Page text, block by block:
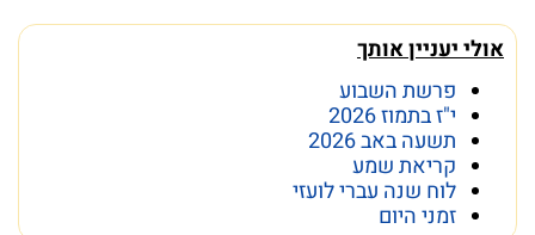
אולי יעניין אותך
פרשת השבוע
י"ז בתמוז 2026
תשעה באב 2026
קריאת שמע
לוח שנה עברי לועזי
זמני היום